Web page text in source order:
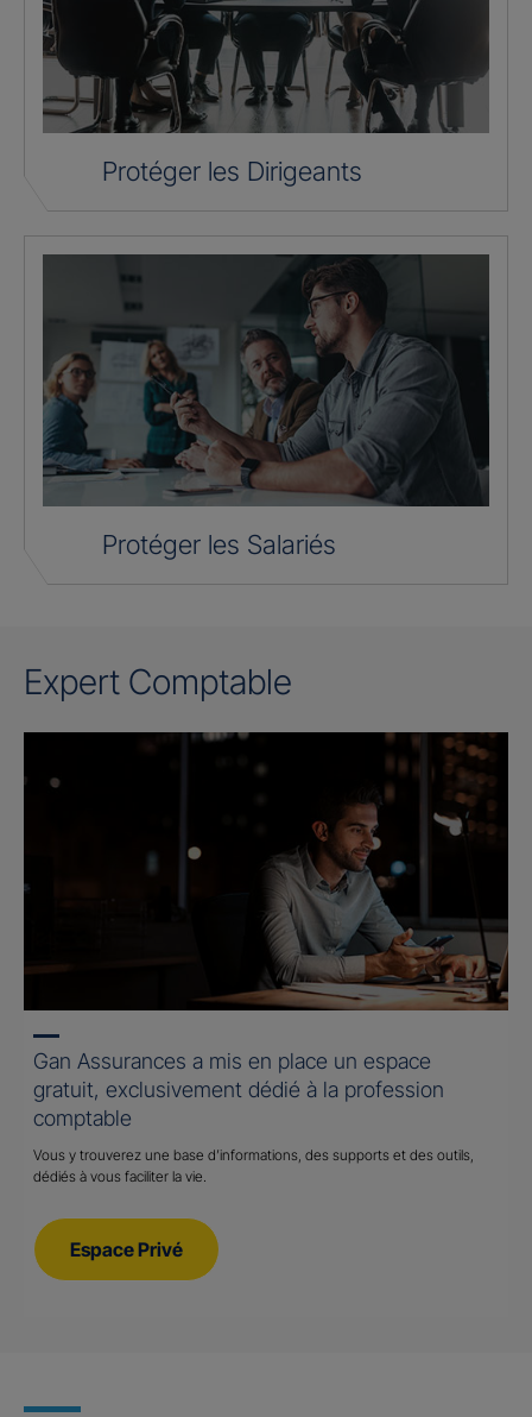
Protéger les Dirigeants
Protéger les Salariés
Expert Comptable
Gan Assurances a mis en place un espace
gratuit, exclusivement dédié à la profession
comptable
Vous y trouverez une base d’informations, des supports et des outils,
dédiés à vous faciliter la vie.
Espace Privé